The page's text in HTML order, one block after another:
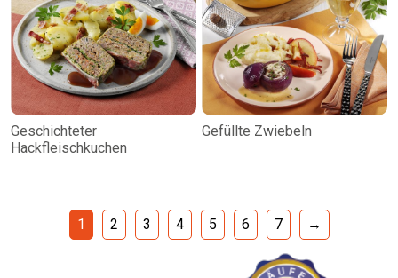
Geschichteter
Hackfleischkuchen
Gefüllte Zwiebeln
1 2 3 4 5 6 7 →